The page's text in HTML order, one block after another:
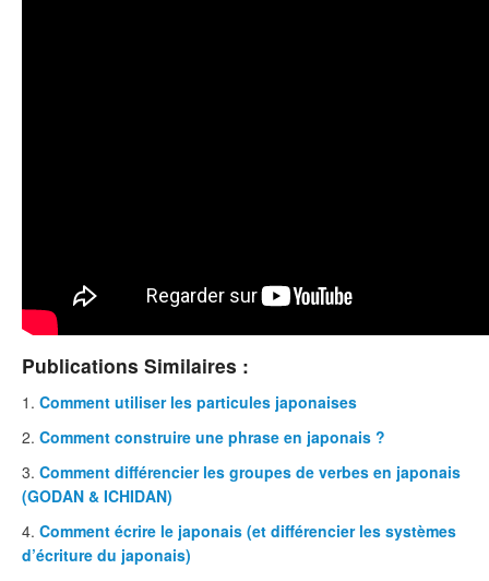
Publications Similaires :
Comment utiliser les particules japonaises
Comment construire une phrase en japonais ?
Comment différencier les groupes de verbes en japonais
(GODAN & ICHIDAN)
Comment écrire le japonais (et différencier les systèmes
d’écriture du japonais)